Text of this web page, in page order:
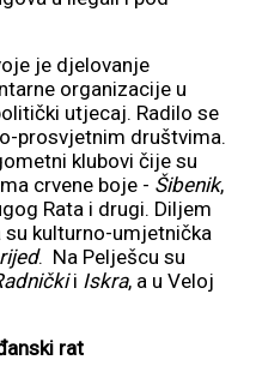
je djelovanje
organizacije u
utjecaj. Radilo se
prosvjetnim društvima.
klubovi čije su
crvene boje - Šibenik,
Rata i drugi. Diljem
kulturno-umjetnička
. Na Pelješcu su
i Iskra, a u Veloj
rat